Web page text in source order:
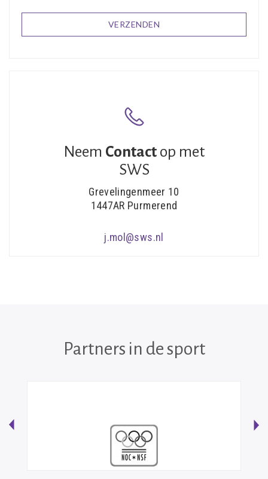
Neem Contact op met
SWS
Grevelingenmeer 10
1447AR Purmerend
j.mol@sws.nl
Partners in de sport